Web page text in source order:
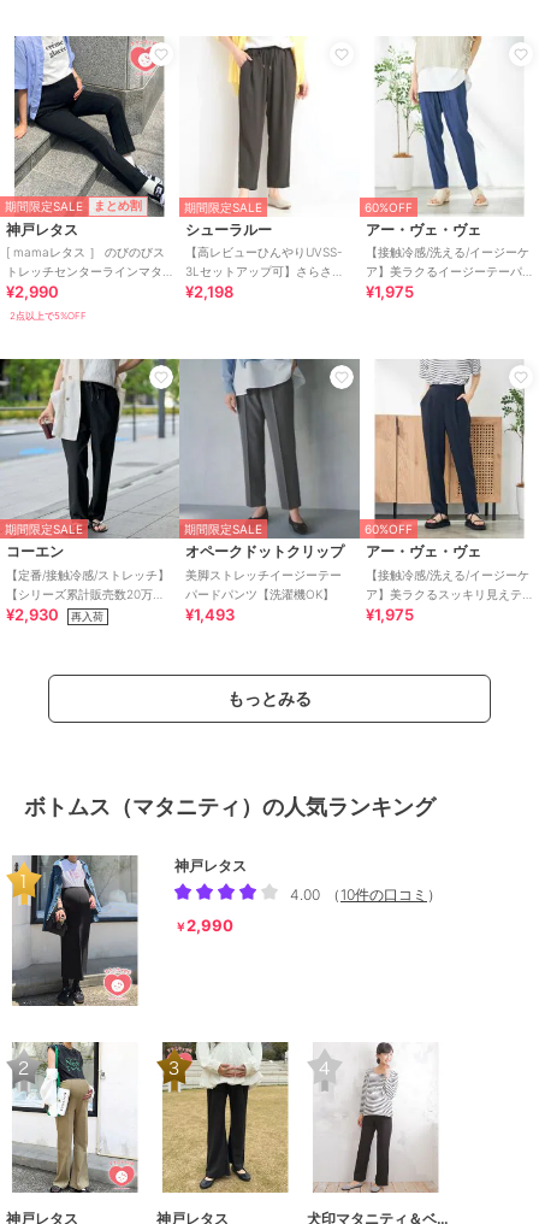
期間限定SALE まとめ割
神戸レタス
[ mamaレタス ］ のびのびス
トレッチセンターラインマタ
ニティテーパードパンツ
[M3633]
¥2,990
2点以上で5%OFF
期間限定SALE
シューラルー
【高レビューひんやりUVSS-
3Lセットアップ可】さらさら
ぷるん イージーテーパードパ
¥2,198
60%OFF
アー・ヴェ・ヴェ
【接触冷感/洗える/イージーケ
ア】美ラクるイージーテーパ
ードパンツ
¥1,975
期間限定SALE
コーエン
【定番/接触冷感/ストレッチ】
【シリーズ累計販売数20万本
突破】イージービューティー
¥2,930 再入荷
期間限定SALE
オペークドットクリップ
美脚ストレッチイージーテー
パードパンツ【洗濯機OK】
¥1,493
60%OFF
アー・ヴェ・ヴェ
【接触冷感/洗える/イージーケ
ア】美ラクるスッキリ見えテ
ーパードパンツ
¥1,975
もっとみる
ボトムス（マタニティ）の人気ランキング
神戸レタス
4.00
（ 10件の口コミ ）
￥2,990
神戸レタス 神戸レタス 犬印マタニティ＆ベビー